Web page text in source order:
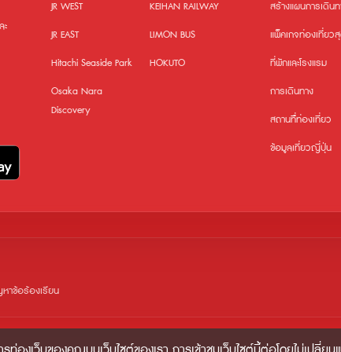
ะ
JR WEST
JR EAST
Hitachi Seaside Park
Osaka Nara
Discovery
KEIHAN RAILWAY
LIMON BUS
HOKUTO
สร้างแผนการเดิน
แพ็คเกจท่องเที่ยว
ที่พักและโรงแรม
การเดินทาง
สถานที่ืท่องเที่ยว
ข้อมูลเที่ยวญี่ปุ่น
าข้อร้องเรียน